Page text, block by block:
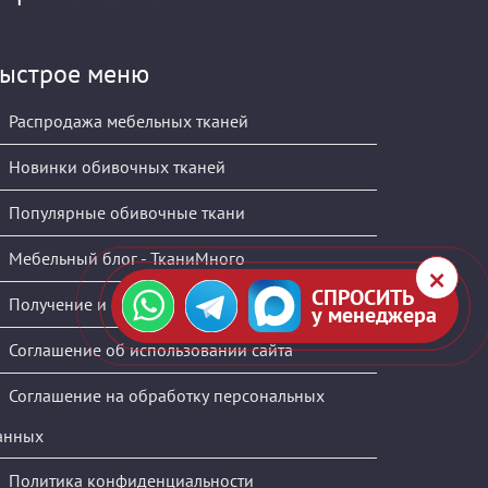
СПРОСИТЬ
у менеджера
меню
Распродажа мебельных тканей
Новинки обивочных тканей
Популярные обивочные ткани
Мебельный блог - ТканиМного
Получение и оплата
Соглашение об использовании сайта
Соглашение на обработку персональных
Политика конфиденциальности